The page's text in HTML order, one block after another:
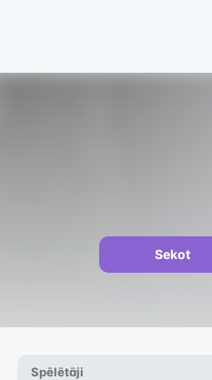
Sekot
Spēlētāji